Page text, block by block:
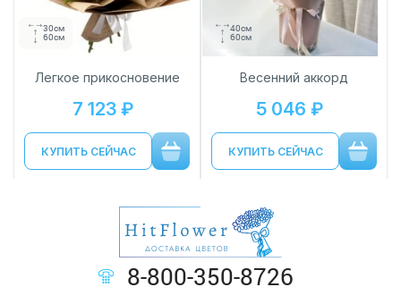
30см
60см
Легкое прикосновение
7 123 ₽
КУПИТЬ СЕЙЧАС
40см
60см
Весенний аккорд
5 046 ₽
КУПИТЬ СЕЙЧАС
8-800-350-8726